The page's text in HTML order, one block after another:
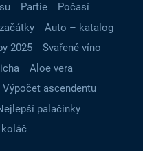
Partie
Počasí
Auto – katalog
2025
Svařené víno
Aloe vera
Výpočet ascendentu
palačinky